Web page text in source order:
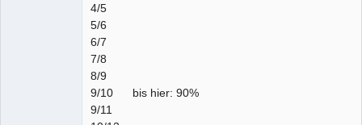
4/5
5/6
6/7
7/8
8/9
9/10 bis hier: 90%
9/11